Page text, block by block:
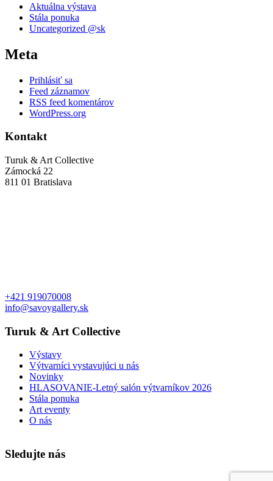
Aktuálna výstava
Stála ponuka
Uncategorized @sk
Meta
Prihlásiť sa
Feed záznamov
RSS feed komentárov
WordPress.org
Kontakt
Turuk & Art Collective
Zámocká 22
811 01 Bratislava
+421 919070008
info@savoygallery.sk
Turuk & Art Collective
Výstavy
Výtvarníci vystavujúci u nás
Novinky
HLASOVANIE-Letný salón výtvarníkov 2026
Stála ponuka
Art eventy
O nás
Sledujte nás